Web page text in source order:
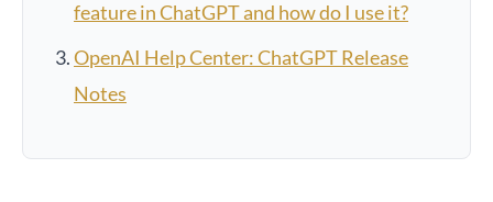
feature in ChatGPT and how do I use it?
OpenAI Help Center: ChatGPT Release
Notes